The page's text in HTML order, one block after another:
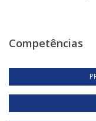
Competências